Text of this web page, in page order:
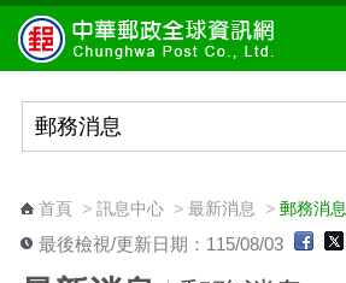
跳到主要內容區塊
首頁> 訊息中心> 最新消息 > 郵務消息
最後檢視/更新日期：115/08/03